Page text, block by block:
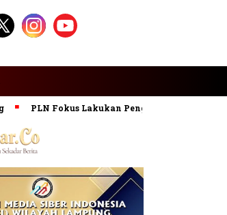
PLN Fokus Lakukan Pengembangan Pembangkit